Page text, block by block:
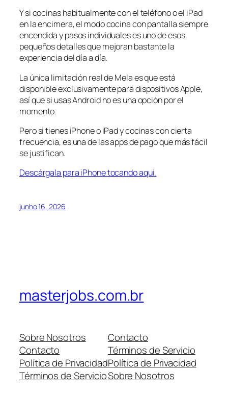
Y si cocinas habitualmente con el teléfono o el iPad
en la encimera, el modo cocina con pantalla siempre
encendida y pasos individuales es uno de esos
pequeños detalles que mejoran bastante la
experiencia del día a día.
La única limitación real de Mela es que está
disponible exclusivamente para dispositivos Apple,
así que si usas Android no es una opción por el
momento.
Pero si tienes iPhone o iPad y cocinas con cierta
frecuencia, es una de las apps de pago que más fácil
se justifican.
Descárgala para iPhone tocando aquí.
junho 16, 2026
masterjobs.com.br
Sobre Nosotros
Contacto
Política de Privacidad
Términos de Servicio
Contacto
Términos de Servicio
Política de Privacidad
Sobre Nosotros